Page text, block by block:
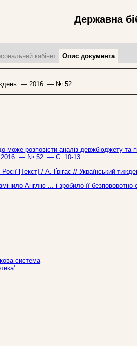
Державна
кабінет Опис документа
— 2016. — № 52.
може розповісти аналіз держбюджету та
2016. — № 52. — С. 10-13.
Росії [Текст] / А. Ґріґас // Український
Англію ... і зробило її
система